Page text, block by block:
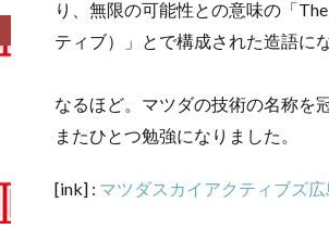
り、無限の可能性との意味の「
ティブ）」とで構成された造語に
なるほど。マツダの技術の名称を
またひとつ勉強になりました。
[ink] : マツダスカイアクティブズ